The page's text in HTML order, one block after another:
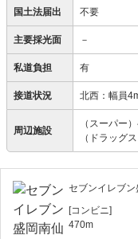
国土法届出 不要
主要採光面 －
私道負担 有
接道状況 北西：幅員
周辺施設
（スーパー
（ドラッグ
セブンイレブ
[コンビニ]
470m